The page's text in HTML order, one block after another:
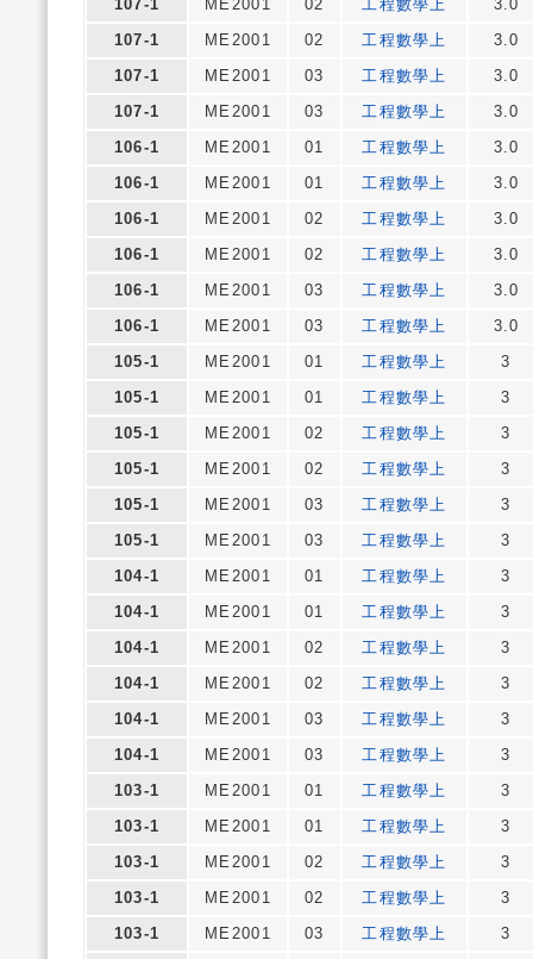
107-1 ME2001 02 工程數學上
3.0
107-1
ME2001 02 工程數學上
3.0
107-1
ME2001 03 工程數學上
3.0
107-1
ME2001 03 工程數學上
3.0
106-1
ME2001 01 工程數學上
3.0
106-1
ME2001 01 工程數學上
3.0
106-1
ME2001 02 工程數學上
3.0
106-1
ME2001 02 工程數學上
3.0
106-1
ME2001 03 工程數學上
3.0
106-1
ME2001 03 工程數學上
3.0
105-1
ME2001 01 工程數學上
3
105-1
ME2001 01 工程數學上
3
105-1
ME2001 02 工程數學上
3
105-1
ME2001 02 工程數學上
3
105-1
ME2001 03 工程數學上
3
105-1
ME2001 03 工程數學上
3
104-1
ME2001 01 工程數學上
3
104-1
ME2001 01 工程數學上
3
104-1
ME2001 02 工程數學上
3
104-1
ME2001 02 工程數學上
3
104-1
ME2001 03 工程數學上
3
104-1
ME2001 03 工程數學上
3
103-1
ME2001 01 工程數學上
3
103-1
ME2001 01 工程數學上
3
103-1
ME2001 02 工程數學上
3
103-1
ME2001 02 工程數學上
3
103-1
ME2001 03 工程數學上
3